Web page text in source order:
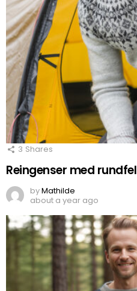
3 Shares
Reingenser med
byMathilde
about a year ago